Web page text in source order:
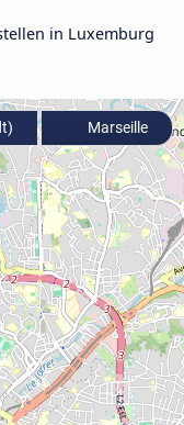
in Luxemburg
Marseille